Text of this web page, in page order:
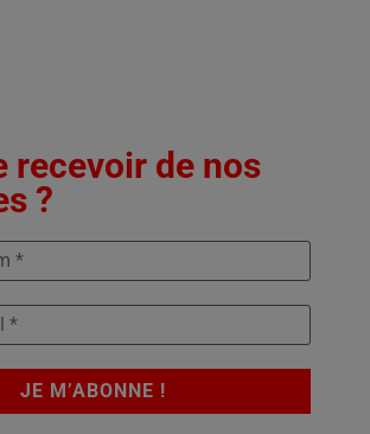
recevoir de nos
?